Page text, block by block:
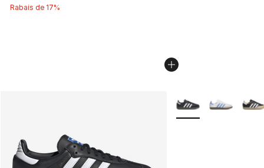
Rabais de 17%
Plus de couleurs